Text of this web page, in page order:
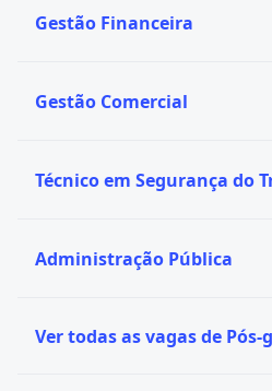
Gestão Financeira
Gestão Comercial
Administração Pública